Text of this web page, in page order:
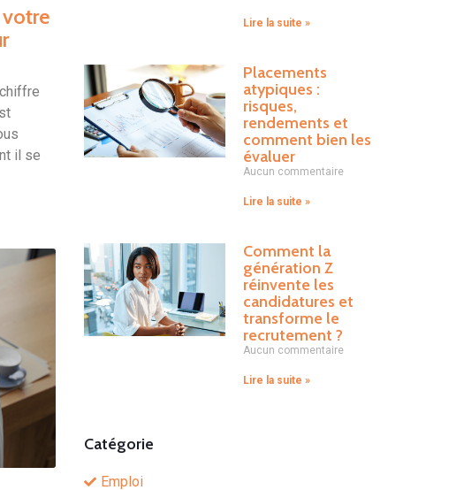
il se
Lire la suite »
Placements
atypiques :
risques,
rendements et
comment bien les
évaluer
Aucun commentaire
Lire la suite »
Comment la
génération Z
réinvente les
candidatures et
transforme le
recrutement ?
Aucun commentaire
Lire la suite »
Catégorie
Emploi